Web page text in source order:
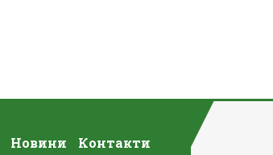
Новини Контакти